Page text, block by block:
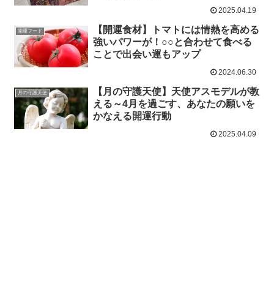
2025.04.19
開運フード
【開運食材】トマトには情熱を高める
強いパワーが！○○と合わせて食べる
ことで出会い運もアップ
2024.06.30
月の守護天使
【月の守護天使】天使アスモデルが教
える～4月を過ごす、あなたの願いを
かなえる開運行動
2025.04.09